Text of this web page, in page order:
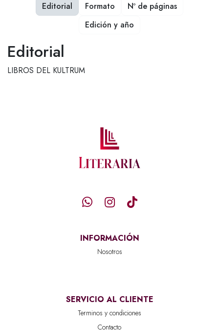
Editorial
LIBROS DEL KULTRUM
Editorial Formato
Nº de páginas
Edición y año
INFORMACIÓN
Nosotros
SERVICIO AL CLIENTE
Terminos y condiciones
Contacto